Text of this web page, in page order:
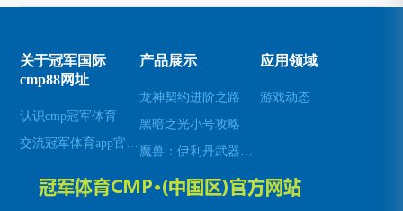
关于冠军国际
cmp88网址
认识cmp冠军体育
产品展示
黑暗之光小号攻略
应用领域
游戏动态